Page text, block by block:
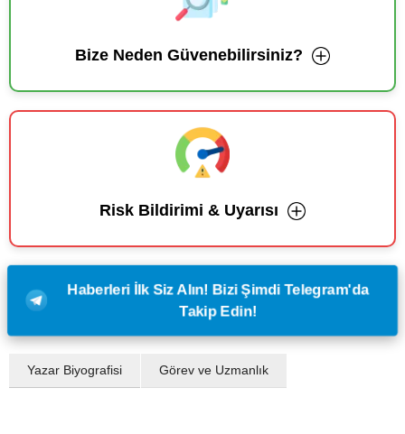
Bize Neden Güvenebilirsiniz?
Risk Bildirimi & Uyarısı
Haberleri İlk Siz Alın! Bizi Şimdi Telegram'da
Takip Edin!
Yazar Biyografisi Görev ve Uzmanlık